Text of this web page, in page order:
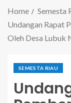
Home
Semesta
Undangan Rapat
Oleh Desa Lubuk
SEMESTA RIAU